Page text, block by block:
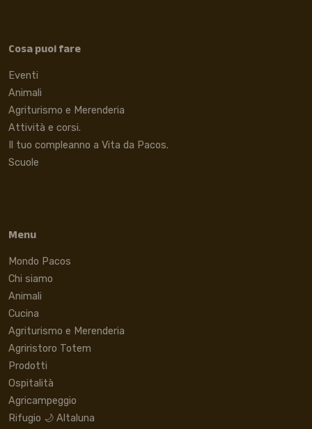
Cosa puoi fare
Eventi
Animali
Agriturismo e Merenderia
Attività e corsi.
Il tuo compleanno a Vita da Pacos.
Scuole
Menu
Mondo Pacos
Chi siamo
Animali
Cucina
Agriturismo e Merenderia
Agriristoro Totem
Prodotti
Ospitalità
Agricampeggio
Rifugio 🌙 Altaluna